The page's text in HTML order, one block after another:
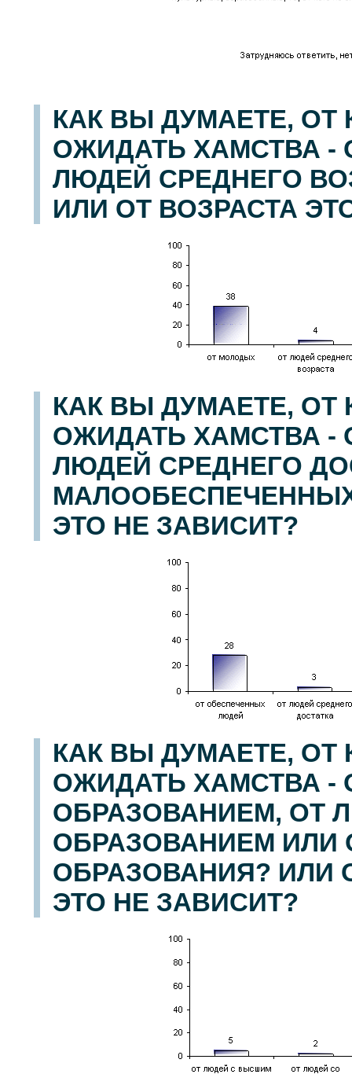
КАК ВЫ ДУМАЕТЕ,
ОЖИДАТЬ ХАМСТВА
ЛЮДЕЙ СРЕДНЕГО
ИЛИ ОТ ВОЗРАСТА
КАК ВЫ ДУМАЕТЕ,
ОЖИДАТЬ ХАМСТВА
ЛЮДЕЙ СРЕДНЕГО
ЭТО НЕ ЗАВИСИТ?
КАК ВЫ ДУМАЕТЕ,
ОЖИДАТЬ ХАМСТВА
ОБРАЗОВАНИЕМ, ОТ
ОБРАЗОВАНИЕМ ИЛИ
ОБРАЗОВАНИЯ? ИЛИ
ЭТО НЕ ЗАВИСИТ?